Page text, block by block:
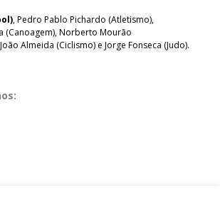
, Pedro Pablo Pichardo (Atletismo),
(Canoagem), Norberto Mourão
Almeida (Ciclismo) e Jorge Fonseca (Judo).